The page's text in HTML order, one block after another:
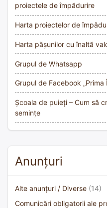
proiectele de împădurire
Harta proiectelor de
Harta pășunilor cu înaltă
Grupul de Whatsapp
Grupul de Facebook „Prima
Școala de puieți – Cum să
semințe
Anunțuri
Alte anunțuri / Diverse (14)
Comunicări obligatorii ale